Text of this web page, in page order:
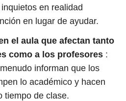
en realidad
en lugar de ayudar.
el aula que afectan tanto
como a los profesores :
informan que los
lo académico y hacen
tiempo de clase.